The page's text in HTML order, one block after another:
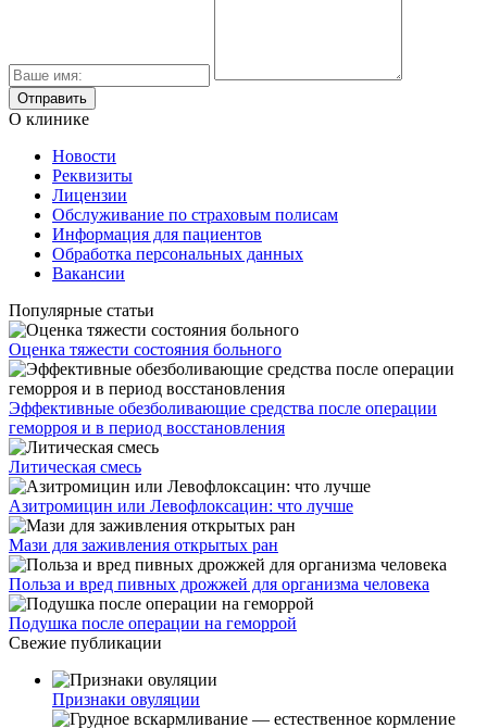
О клинике
Новости
Реквизиты
Лицензии
Обслуживание по страховым полисам
Информация для пациентов
Обработка персональных данных
Вакансии
Популярные статьи
Оценка тяжести состояния больного
Эффективные обезболивающие средства после операции
геморроя и в период восстановления
Литическая смесь
Азитромицин или Левофлоксацин: что лучше
Мази для заживления открытых ран
Польза и вред пивных дрожжей для организма человека
Подушка после операции на геморрой
Свежие публикации
Признаки овуляции